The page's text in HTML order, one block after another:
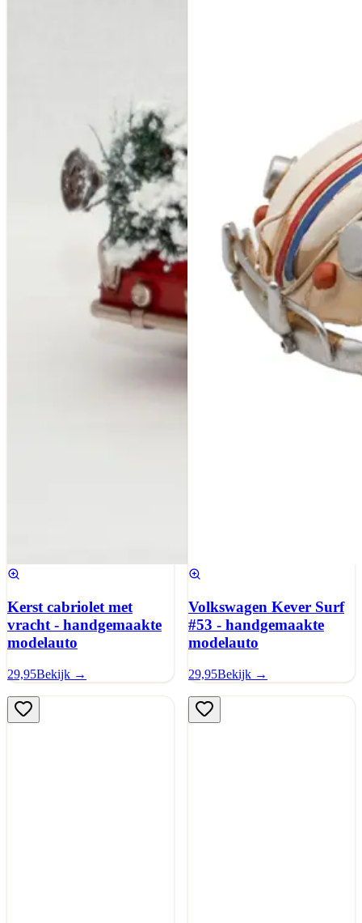
Kerst cabriolet met
vracht - handgemaakte
modelauto
29,95Bekijk →
Volkswagen Kever Surf
#53 - handgemaakte
modelauto
29,95Bekijk →